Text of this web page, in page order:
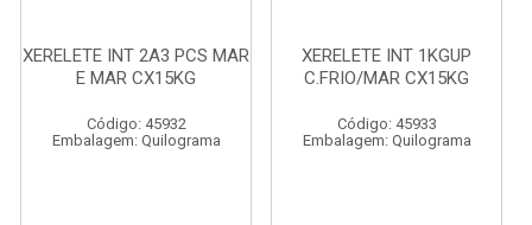
XERELETE INT 2A3 PCS MAR
E MAR CX15KG
Código: 45932
Embalagem: Quilograma
XERELETE INT 1KGUP
C.FRIO/MAR CX15KG
Código: 45933
Embalagem: Quilograma